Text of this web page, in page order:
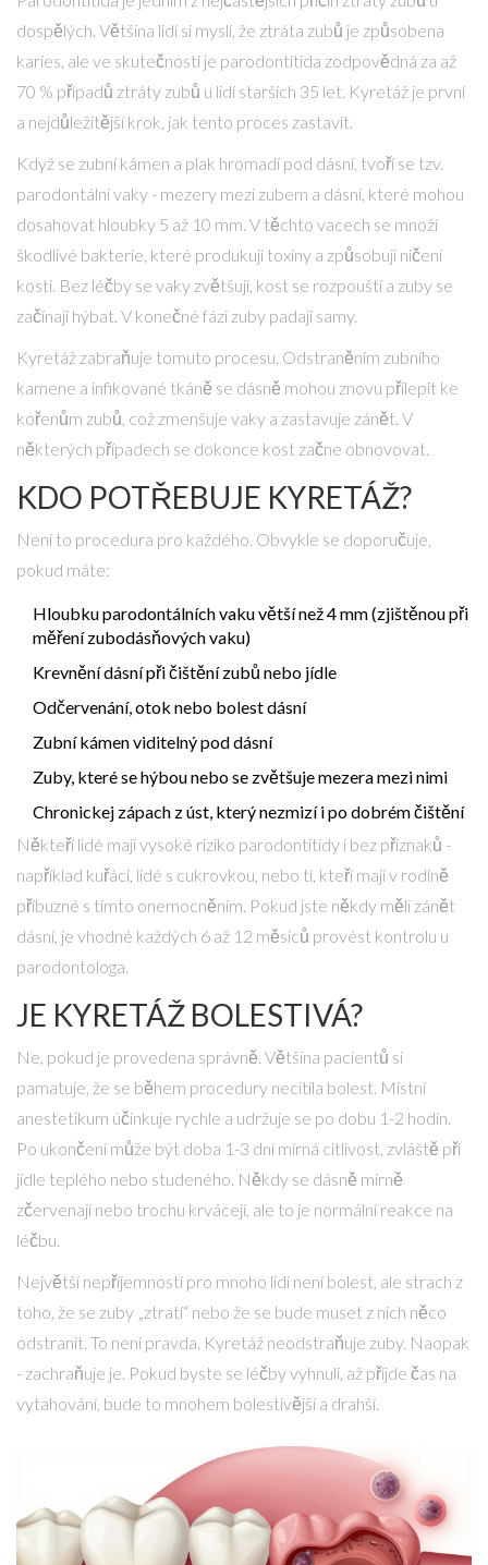
dospělých. Většina lidí si myslí, že ztráta zubů je způsobena
karies, ale ve skutečnosti je parodontitida zodpovědná za až
70 % případů ztráty zubů u lidí starších 35 let. Kyretáž je první
a nejdůležitější krok, jak tento proces zastavit.
Když se zubní kámen a plak hromadí pod dásní, tvoří se tzv.
parodontální vaky - mezery mezi zubem a dásní, které mohou
dosahovat hloubky 5 až 10 mm. V těchto vacech se množí
škodlivé bakterie, které produkují toxiny a způsobují ničení
kosti. Bez léčby se vaky zvětšují, kost se rozpouští a zuby se
začínají hýbat. V konečné fázi zuby padají samy.
Kyretáž zabraňuje tomuto procesu. Odstraněním zubního
kamene a infikované tkáně se dásně mohou znovu přilepit ke
kořenům zubů, což zmenšuje vaky a zastavuje zánět. V
některých případech se dokonce kost začne obnovovat.
KDO POTŘEBUJE KYRETÁŽ?
Není to procedura pro každého. Obvykle se doporučuje,
pokud máte:
Hloubku parodontálních vaku větší než 4 mm (zjištěnou při
měření zubodásňových vaku)
Krevnění dásní při čištění zubů nebo jídle
Odčervenání, otok nebo bolest dásní
Zubní kámen viditelný pod dásní
Zuby, které se hýbou nebo se zvětšuje mezera mezi nimi
Chronickej zápach z úst, který nezmizí i po dobrém čištění
Někteří lidé mají vysoké riziko parodontitidy i bez příznaků -
například kuřáci, lidé s cukrovkou, nebo ti, kteří mají v rodině
příbuzné s tímto onemocněním. Pokud jste někdy měli zánět
dásní, je vhodné každých 6 až 12 měsíců provést kontrolu u
parodontologa.
JE KYRETÁŽ BOLESTIVÁ?
Ne, pokud je provedena správně. Většina pacientů si
pamatuje, že se během procedury necítila bolest. Místní
anestetikum účinkuje rychle a udržuje se po dobu 1-2 hodin.
Po ukončení může být doba 1-3 dní mírná citlivost, zvláště při
jídle teplého nebo studeného. Někdy se dásně mírně
zčervenají nebo trochu krvácejí, ale to je normální reakce na
léčbu.
Největší nepříjemností pro mnoho lidí není bolest, ale strach z
toho, že se zuby „ztratí“ nebo že se bude muset z nich něco
odstranit. To není pravda. Kyretáž neodstraňuje zuby. Naopak
- zachraňuje je. Pokud byste se léčby vyhnuli, až přijde čas na
vytahování, bude to mnohem bolestivější a drahší.